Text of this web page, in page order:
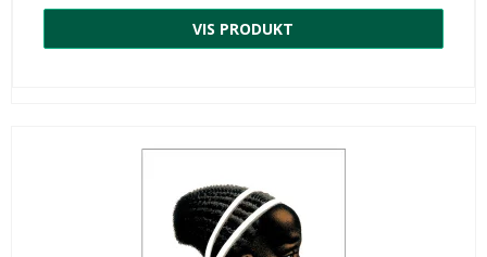
VIS PRODUKT